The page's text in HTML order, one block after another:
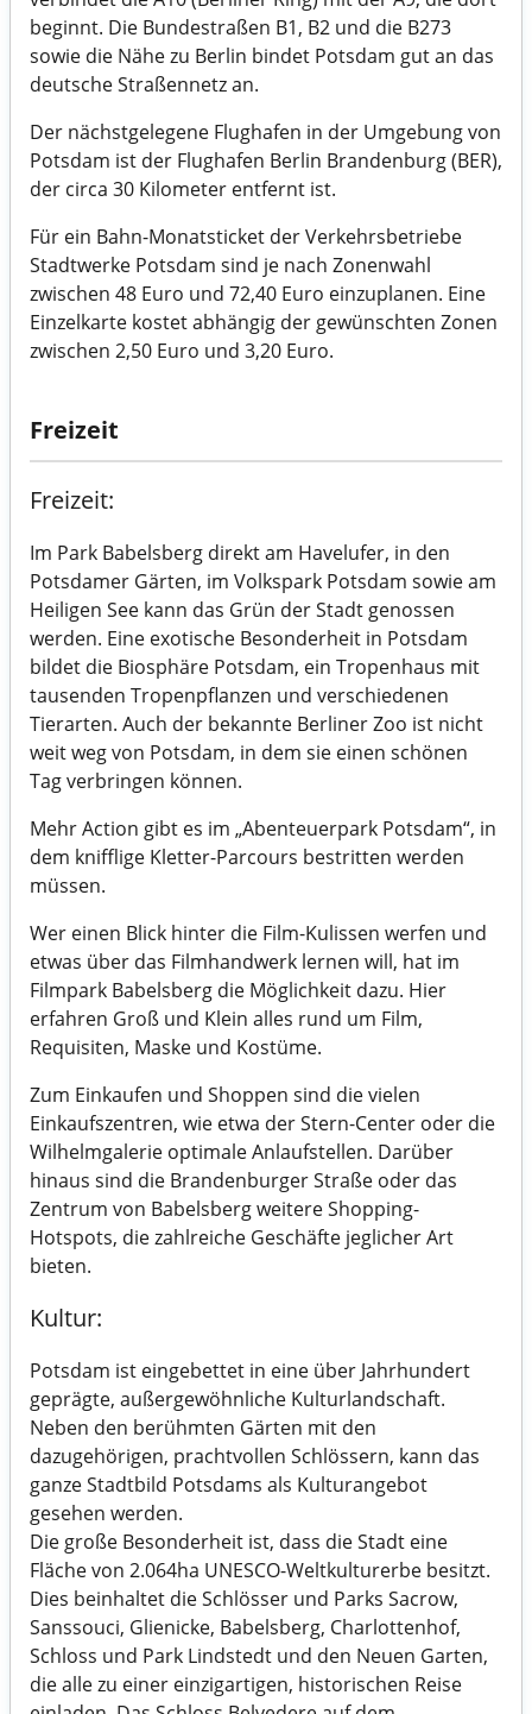
beginnt. Die Bundestraßen B1, B2 und die B273
sowie die Nähe zu Berlin bindet Potsdam gut an das
deutsche Straßennetz an.
Der nächstgelegene Flughafen in der Umgebung von
Potsdam ist der Flughafen Berlin Brandenburg (BER),
der circa 30 Kilometer entfernt ist.
Für ein Bahn-Monatsticket der Verkehrsbetriebe
Stadtwerke Potsdam sind je nach Zonenwahl
zwischen 48 Euro und 72,40 Euro einzuplanen. Eine
Einzelkarte kostet abhängig der gewünschten Zonen
zwischen 2,50 Euro und 3,20 Euro.
Freizeit
Freizeit:
Im Park Babelsberg direkt am Havelufer, in den
Potsdamer Gärten, im Volkspark Potsdam sowie am
Heiligen See kann das Grün der Stadt genossen
werden. Eine exotische Besonderheit in Potsdam
bildet die Biosphäre Potsdam, ein Tropenhaus mit
tausenden Tropenpflanzen und verschiedenen
Tierarten. Auch der bekannte Berliner Zoo ist nicht
weit weg von Potsdam, in dem sie einen schönen
Tag verbringen können.
Mehr Action gibt es im „Abenteuerpark Potsdam“, in
dem knifflige Kletter-Parcours bestritten werden
müssen.
Wer einen Blick hinter die Film-Kulissen werfen und
etwas über das Filmhandwerk lernen will, hat im
Filmpark Babelsberg die Möglichkeit dazu. Hier
erfahren Groß und Klein alles rund um Film,
Requisiten, Maske und Kostüme.
Zum Einkaufen und Shoppen sind die vielen
Einkaufszentren, wie etwa der Stern-Center oder die
Wilhelmgalerie optimale Anlaufstellen. Darüber
hinaus sind die Brandenburger Straße oder das
Zentrum von Babelsberg weitere Shopping-
Hotspots, die zahlreiche Geschäfte jeglicher Art
bieten.
Kultur:
Potsdam ist eingebettet in eine über Jahrhundert
geprägte, außergewöhnliche Kulturlandschaft.
Neben den berühmten Gärten mit den
dazugehörigen, prachtvollen Schlössern, kann das
ganze Stadtbild Potsdams als Kulturangebot
gesehen werden.
Die große Besonderheit ist, dass die Stadt eine
Fläche von 2.064ha UNESCO-Weltkulturerbe besitzt.
Dies beinhaltet die Schlösser und Parks Sacrow,
Sanssouci, Glienicke, Babelsberg, Charlottenhof,
Schloss und Park Lindstedt und den Neuen Garten,
die alle zu einer einzigartigen, historischen Reise